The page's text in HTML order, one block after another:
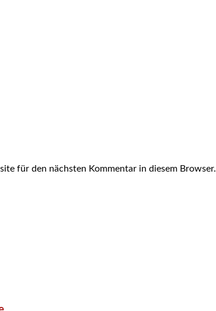
für den nächsten Kommentar in diesem Browser.